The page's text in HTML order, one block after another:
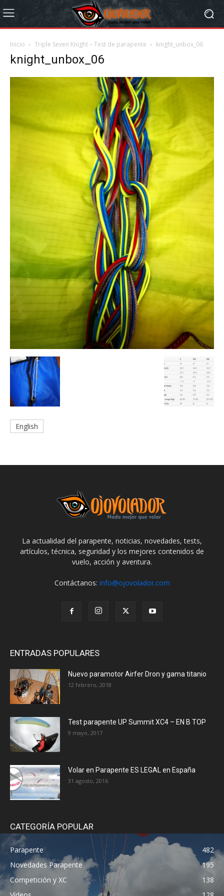
Inicio Triple Seven Knight – Test de parapente knight_unbox_06
knight_unbox_06
English
La actualidad del parapente, noticias, novedades, tests,
artículos, técnica, seguridad y los mejores contenidos de
vuelo, acción y aventura.
Contáctanos: info@ojovolador.com
ENTRADAS POPULARES
Nuevo paramotor Airfer Dron y gama titanio
12 febrero, 2018
Test parapente UP Summit XC4 – EN B TOP
9 mayo, 2017
Volar en Parapente ES LEGAL en España
31 agosto, 2016
CATEGORÍA POPULAR
Parapente
482
Novedades Parapente
195
Competición y XC
138